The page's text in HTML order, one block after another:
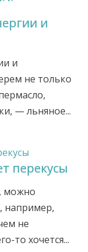
и
и
не только
— льняное...
перекусы
можно
например,
не
то хочется...